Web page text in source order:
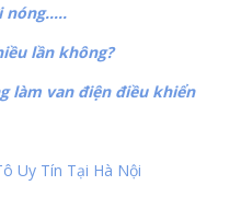
nóng…..
lần không?
làm van điện điều khiển
Uy Tín Tại Hà Nội